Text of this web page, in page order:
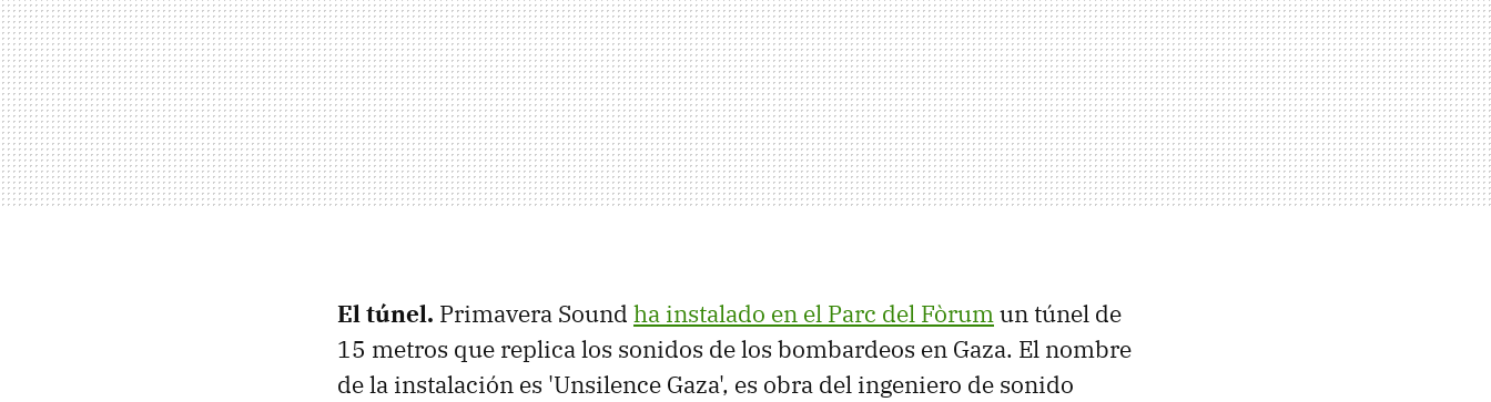
El túnel. Primavera Sound ha instalado en el Parc del Fòrumun túnel de
15 metros que replica los sonidos de los bombardeos en Gaza. El nombre
de la instalación es 'Unsilence Gaza', es obra del ingeniero de sonido